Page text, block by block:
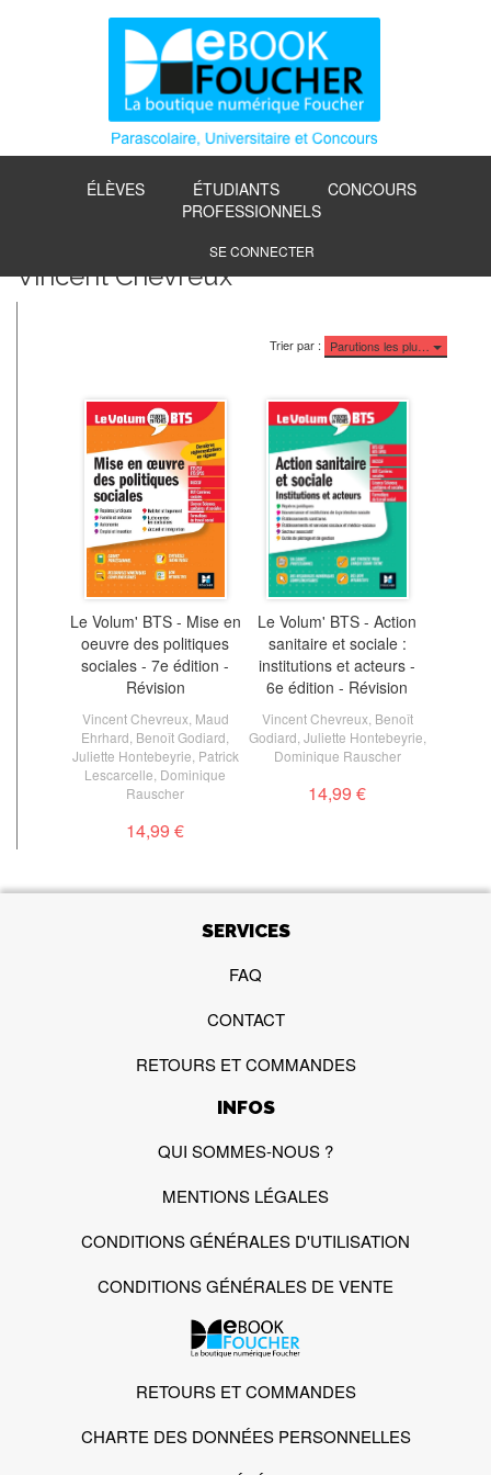
ÉLÈVES ÉTUDIANTS
CONCOURS
PROFESSIONNELS
SE CONNECTER
Vincent Chevreux
Trier par : Parutions les plu…
Le Volum' BTS - Mise en
oeuvre des politiques
sociales - 7e édition -
Révision
Vincent Chevreux Maud
Ehrhard Benoît Godiard
Juliette Hontebeyrie Patrick
Lescarcelle Dominique
Rauscher
14,99 €
Le Volum' BTS - Action
sanitaire et sociale :
institutions et acteurs -
6e édition - Révision
Vincent Chevreux Benoît
Godiard Juliette Hontebeyrie
Dominique Rauscher
14,99 €
SERVICES
FAQ
CONTACT
RETOURS ET COMMANDES
INFOS
QUI SOMMES-NOUS ?
MENTIONS LÉGALES
CONDITIONS GÉNÉRALES D'UTILISATION
CONDITIONS GÉNÉRALES DE VENTE
RETOURS ET COMMANDES
CHARTE DES DONNÉES PERSONNELLES